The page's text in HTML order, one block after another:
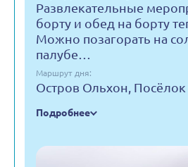
Развлекательные
борту и обед на борту
Можно позагорать на
палубе…
Маршрут дня:
Остров Ольхон,
Подробнее